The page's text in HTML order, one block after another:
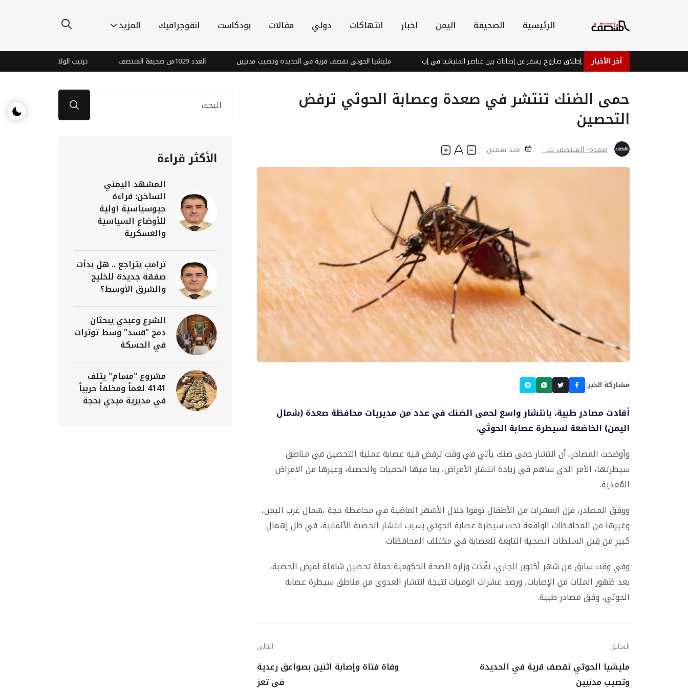
الرئيسية الصحيفة اليمن اخبار انتهاكات دولي مقالات بودكاست انفوجرافيك المزيد
آخر الأخبار
فشل حوثي في إطلاق صاروخ يسفر عن إصابات بين عناصر المليشيا في إب مليشيا الحوثي تقصف قرية في الحديدة وتصيب مدنيين ترتيب الولادة قد يؤثر على أمراض
حمى الضنك تنتشر في صعدة وعصابة الحوثي ترفض
التحصين
صعدة- المنتصف نت : منذ سنتين
مشاركة الخبر:
أفادت مصادر طبية، بانتشار واسع لحمى الضنك في عدد من مديريات محافظة صعدة (شمال
اليمن) الخاضعة لسيطرة عصابة الحوثي.
وأوضحت المصادر، أن انتشار حمى ضنك يأتي في وقت ترفض فيه عصابة عملية التحصين في مناطق
سيطرتها، الأمر الذي ساهم في زيادة انتشار الأمراض، بما فيها الحميات والحصبة، وغيرها من الامراض
المُعدية.
ووفق المصادر، فإن العشرات من الأطفال توفوا خلال الأشهر الماضية في محافظة حجة ،شمال غرب اليمن،
وغيرها من المحافظات الواقعة تحت سيطرة عصابة الحوثي بسبب انتشار الحصبة الألمانية، في ظل إهمال
كبير من قِبل السلطات الصحية التابعة للعصابة في مختلف المحافظات.
وفي وقت سابق من شهر أكتوبر الجاري، نفّذت وزارة الصحة الحكومية حملة تحصين شاملة لمرض الحصبة،
بعد ظهور المئات من الإصابات، ورصد عشرات الوفيات نتيجة انتشار العدوى من مناطق سيطرة عصابة
الحوثي، وفق مصادر طبية.
السابق
مليشيا الحوثي تقصف قرية في الحديدة
وتصيب مدنيين
التالي
وفاة فتاة وإصابة اثنين بصواعق رعدية
في تعز
الأكثر قراءة
المشهد اليمني
الساخن: قراءة
جيوسياسية أولية
للأوضاع السياسية
والعسكرية
ترامب يتراجع .. هل بدأت
صفقة جديدة للخليج
والشرق الأوسط؟
الشرع وعبدي يبحثان
دمج "قسد" وسط توترات
في الحسكة
مشروع "مسام" يتلف
4141 لغماً ومخلفاً حربياً
في مديرية ميدي بحجة